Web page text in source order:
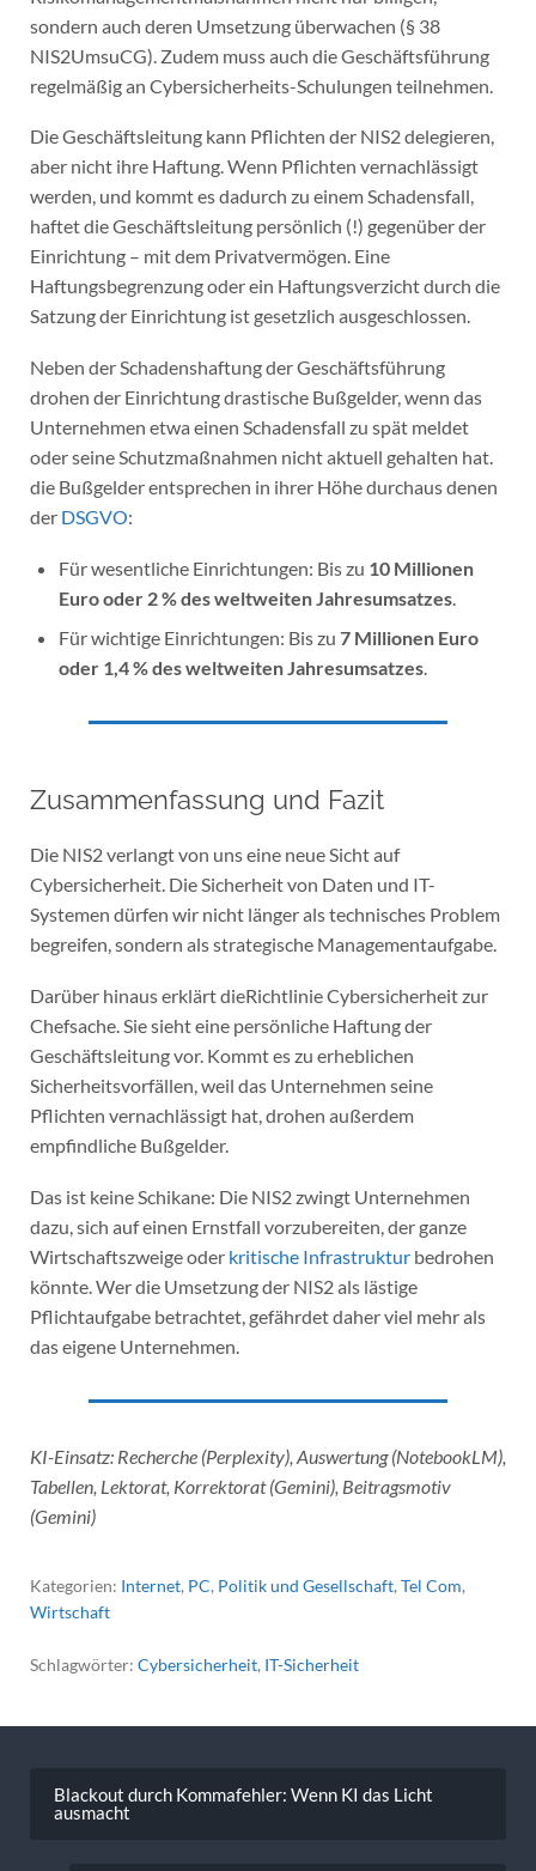
sondern auch deren Umsetzung überwachen (§ 38
NIS2UmsuCG). Zudem muss auch die Geschäftsführung
regelmäßig an Cybersicherheits-Schulungen teilnehmen.
Die Geschäftsleitung kann Pflichten der NIS2 delegieren,
aber nicht ihre Haftung. Wenn Pflichten vernachlässigt
werden, und kommt es dadurch zu einem Schadensfall,
haftet die Geschäftsleitung persönlich (!) gegenüber der
Einrichtung – mit dem Privatvermögen. Eine
Haftungsbegrenzung oder ein Haftungsverzicht durch die
Satzung der Einrichtung ist gesetzlich ausgeschlossen.
Neben der Schadenshaftung der Geschäftsführung
drohen der Einrichtung drastische Bußgelder, wenn das
Unternehmen etwa einen Schadensfall zu spät meldet
oder seine Schutzmaßnahmen nicht aktuell gehalten hat.
die Bußgelder entsprechen in ihrer Höhe durchaus denen
der DSGVO:
Für wesentliche Einrichtungen: Bis zu 10 Millionen
Euro oder 2 % des weltweiten Jahresumsatzes.
Für wichtige Einrichtungen: Bis zu 7 Millionen Euro
oder 1,4 % des weltweiten Jahresumsatzes.
Zusammenfassung und Fazit
Die NIS2 verlangt von uns eine neue Sicht auf
Cybersicherheit. Die Sicherheit von Daten und IT-
Systemen dürfen wir nicht länger als technisches Problem
begreifen, sondern als strategische Managementaufgabe.
Darüber hinaus erklärt dieRichtlinie Cybersicherheit zur
Chefsache. Sie sieht eine persönliche Haftung der
Geschäftsleitung vor. Kommt es zu erheblichen
Sicherheitsvorfällen, weil das Unternehmen seine
Pflichten vernachlässigt hat, drohen außerdem
empfindliche Bußgelder.
Das ist keine Schikane: Die NIS2 zwingt Unternehmen
dazu, sich auf einen Ernstfall vorzubereiten, der ganze
Wirtschaftszweige oder kritische Infrastrukturbedrohen
könnte. Wer die Umsetzung der NIS2 als lästige
Pflichtaufgabe betrachtet, gefährdet daher viel mehr als
das eigene Unternehmen.
KI-Einsatz: Recherche (Perplexity), Auswertung (NotebookLM),
Tabellen, Lektorat, Korrektorat (Gemini), Beitragsmotiv
(Gemini)
Kategorien: Internet, PC, Politik und Gesellschaft, Tel Com,
Wirtschaft
Schlagwörter: Cybersicherheit, IT-Sicherheit
Blackout durch Kommafehler: Wenn KI das Licht
ausmacht